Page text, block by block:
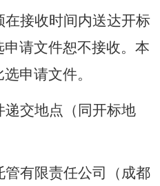
在接收时间内送达开标
请文件恕不接收。本
申请文件。
递交地点（同开标地
管有限责任公司（成都